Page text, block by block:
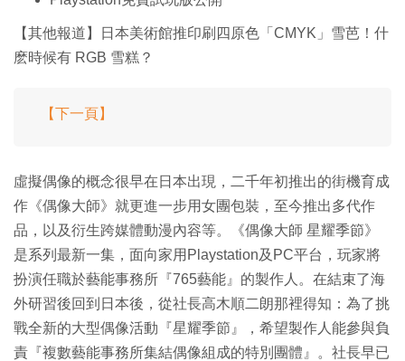
【其他報道】日本美術館推印刷四原色「CMYK」雪芭！什
麽時候有 RGB 雪糕？
【下一頁】
虛擬偶像的概念很早在日本出現，二千年初推出的街機育成
作《偶像大師》就更進一步用女團包裝，至今推出多代作
品，以及衍生跨媒體動漫內容等。《偶像大師 星耀季節》
是系列最新一集，面向家用Playstation及PC平台，玩家將
扮演任職於藝能事務所『765藝能』的製作人。在結束了海
外研習後回到日本後，從社長高木順二朗那裡得知：為了挑
戰全新的大型偶像活動『星耀季節』，希望製作人能參與負
責『複數藝能事務所集結偶像組成的特別團體』。社長早已